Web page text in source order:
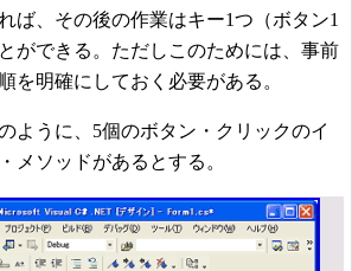
ば、その後の作業はキー1つ（ボタン1
ができる。ただしこのためには、事前
を明確にしておく必要がある。
ように、5個のボタン・クリックのイ
メソッドがあるとする。